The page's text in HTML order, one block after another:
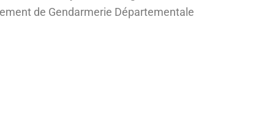
de Gendarmerie Départementale